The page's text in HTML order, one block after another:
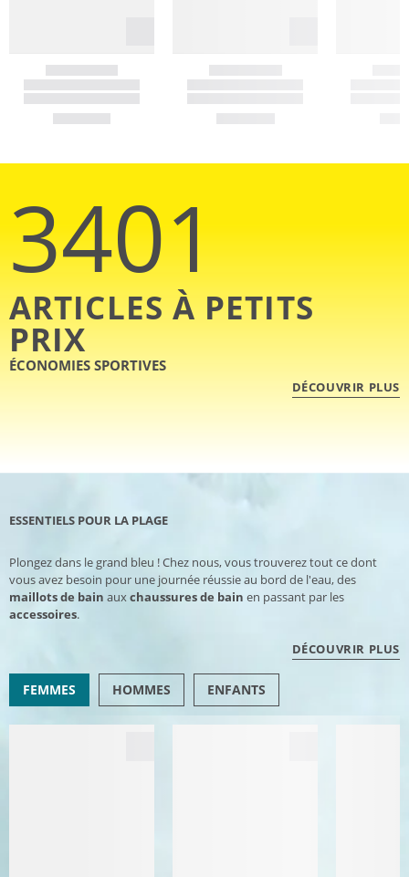
3401
ARTICLES À PETITS
PRIX
ÉCONOMIES SPORTIVES
DÉCOUVRIR PLUS
ESSENTIELS POUR LA PLAGE
Plongez dans le grand bleu ! Chez nous, vous trouverez tout ce dont
vous avez besoin pour une journée réussie au bord de l'eau, des
maillots de bain auxchaussures de bain en passant par les
accessoires.
DÉCOUVRIR PLUS
FEMMES HOMMES ENFANTS